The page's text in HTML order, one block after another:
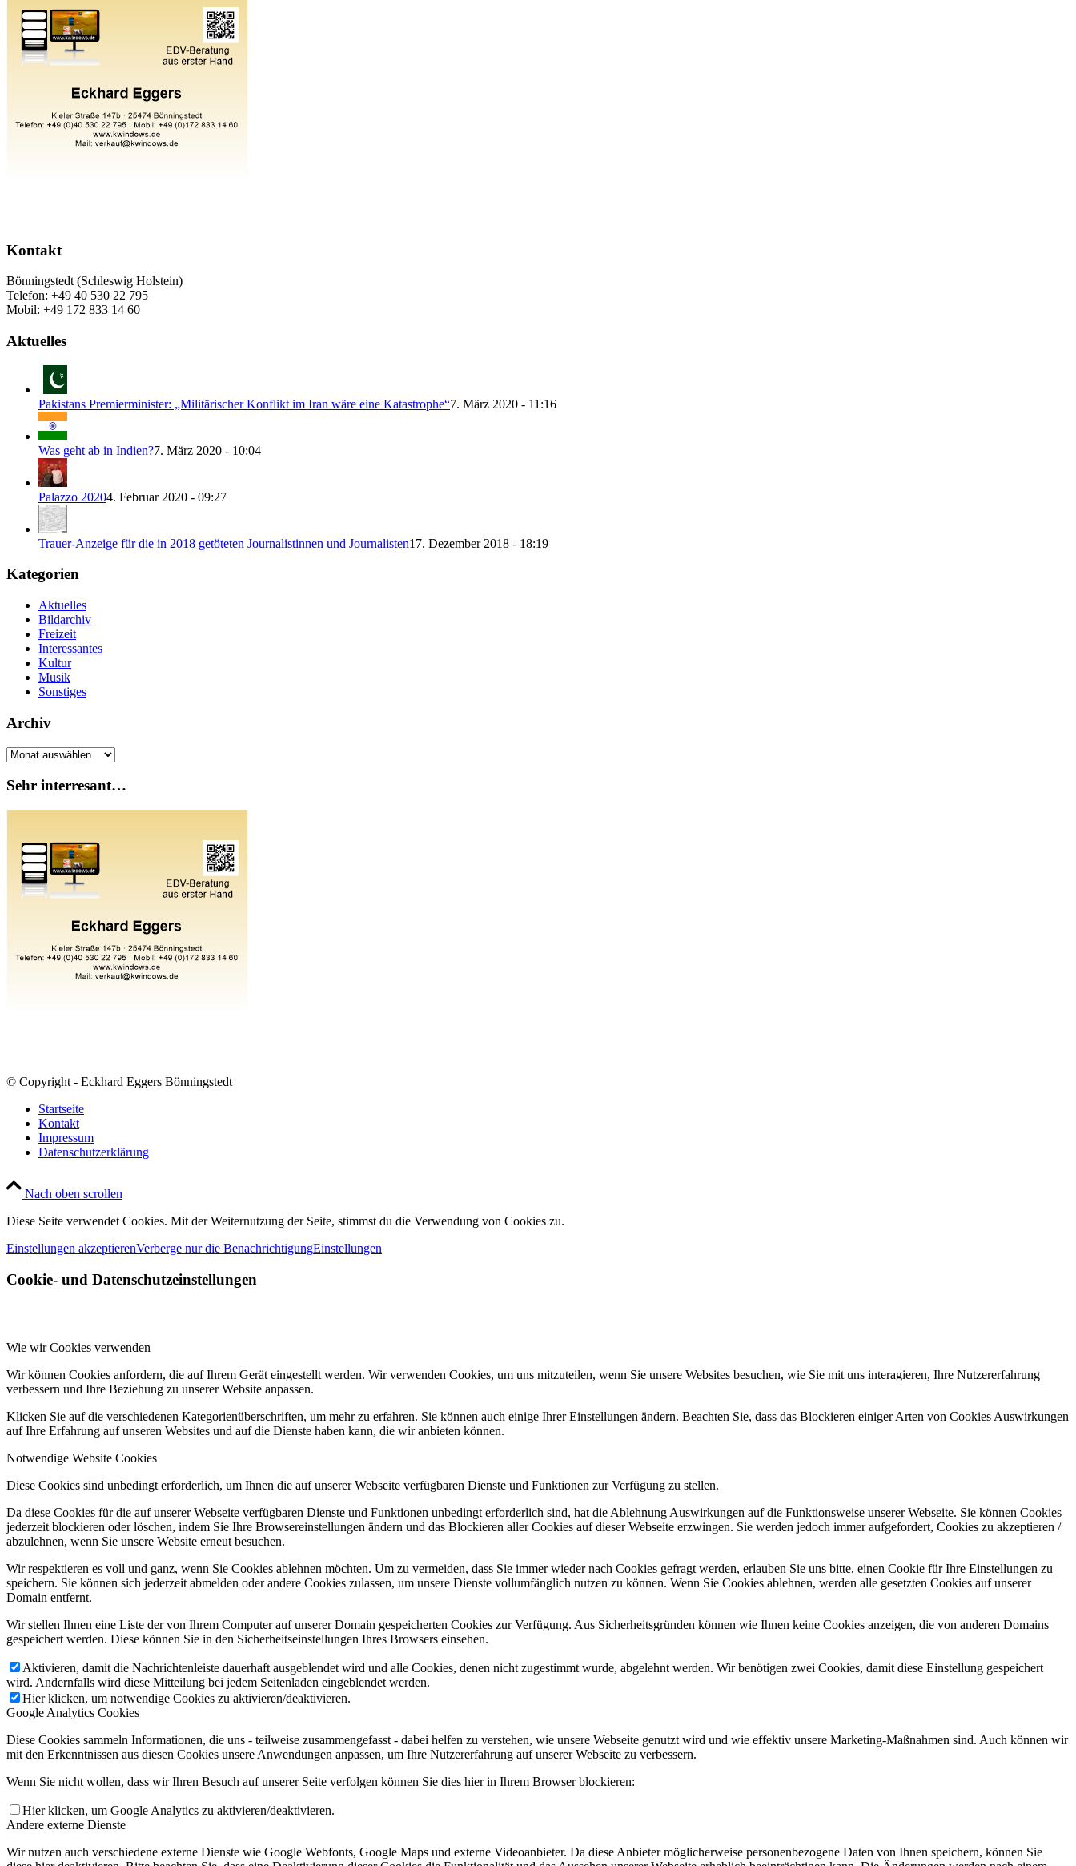
Kontakt
Bönningstedt (Schleswig Holstein)
Telefon: +49 40 530 22 795
Mobil: +49 172 833 14 60
Aktuelles
Pakistans Premierminister: „Militärischer Konflikt im Iran wäre eine Katastrophe“7. März 2020 - 11:16
Was geht ab in Indien?7. März 2020 - 10:04
Palazzo 20204. Februar 2020 - 09:27
Trauer-Anzeige für die in 2018 getöteten Journalistinnen und Journalisten17. Dezember 2018 - 18:19
Kategorien
Aktuelles
Bildarchiv
Freizeit
Interessantes
Kultur
Musik
Sonstiges
Archiv
Archiv
Sehr interresant…
© Copyright - Eckhard Eggers Bönningstedt
Startseite
Kontakt
Impressum
Datenschutzerklärung
Nach oben scrollen
Diese Seite verwendet Cookies. Mit der Weiternutzung der Seite, stimmst du die Verwendung von Cookies zu.
Einstellungen akzeptierenVerberge nur die BenachrichtigungEinstellungen
Cookie- und Datenschutzeinstellungen
Wie wir Cookies verwenden
Wir können Cookies anfordern, die auf Ihrem Gerät eingestellt werden. Wir verwenden Cookies, um uns mitzuteilen, wenn Sie unsere Websites besuchen, wie Sie mit uns interagieren, Ihre Nutzererfahrung
verbessern und Ihre Beziehung zu unserer Website anpassen.
Klicken Sie auf die verschiedenen Kategorienüberschriften, um mehr zu erfahren. Sie können auch einige Ihrer Einstellungen ändern. Beachten Sie, dass das Blockieren einiger Arten von Cookies Auswirkungen
auf Ihre Erfahrung auf unseren Websites und auf die Dienste haben kann, die wir anbieten können.
Notwendige Website Cookies
Diese Cookies sind unbedingt erforderlich, um Ihnen die auf unserer Webseite verfügbaren Dienste und Funktionen zur Verfügung zu stellen.
Da diese Cookies für die auf unserer Webseite verfügbaren Dienste und Funktionen unbedingt erforderlich sind, hat die Ablehnung Auswirkungen auf die Funktionsweise unserer Webseite. Sie können Cookies
jederzeit blockieren oder löschen, indem Sie Ihre Browsereinstellungen ändern und das Blockieren aller Cookies auf dieser Webseite erzwingen. Sie werden jedoch immer aufgefordert, Cookies zu akzeptieren /
abzulehnen, wenn Sie unsere Website erneut besuchen.
Wir respektieren es voll und ganz, wenn Sie Cookies ablehnen möchten. Um zu vermeiden, dass Sie immer wieder nach Cookies gefragt werden, erlauben Sie uns bitte, einen Cookie für Ihre Einstellungen zu
speichern. Sie können sich jederzeit abmelden oder andere Cookies zulassen, um unsere Dienste vollumfänglich nutzen zu können. Wenn Sie Cookies ablehnen, werden alle gesetzten Cookies auf unserer
Domain entfernt.
Wir stellen Ihnen eine Liste der von Ihrem Computer auf unserer Domain gespeicherten Cookies zur Verfügung. Aus Sicherheitsgründen können wie Ihnen keine Cookies anzeigen, die von anderen Domains
gespeichert werden. Diese können Sie in den Sicherheitseinstellungen Ihres Browsers einsehen.
Aktivieren, damit die Nachrichtenleiste dauerhaft ausgeblendet wird und alle Cookies, denen nicht zugestimmt wurde, abgelehnt werden. Wir benötigen zwei Cookies, damit diese Einstellung gespeichert
wird. Andernfalls wird diese Mitteilung bei jedem Seitenladen eingeblendet werden.
Hier klicken, um notwendige Cookies zu aktivieren/deaktivieren.
Google Analytics Cookies
Diese Cookies sammeln Informationen, die uns - teilweise zusammengefasst - dabei helfen zu verstehen, wie unsere Webseite genutzt wird und wie effektiv unsere Marketing-Maßnahmen sind. Auch können wir
mit den Erkenntnissen aus diesen Cookies unsere Anwendungen anpassen, um Ihre Nutzererfahrung auf unserer Webseite zu verbessern.
Wenn Sie nicht wollen, dass wir Ihren Besuch auf unserer Seite verfolgen können Sie dies hier in Ihrem Browser blockieren:
Hier klicken, um Google Analytics zu aktivieren/deaktivieren.
Andere externe Dienste
Wir nutzen auch verschiedene externe Dienste wie Google Webfonts, Google Maps und externe Videoanbieter. Da diese Anbieter möglicherweise personenbezogene Daten von Ihnen speichern, können Sie